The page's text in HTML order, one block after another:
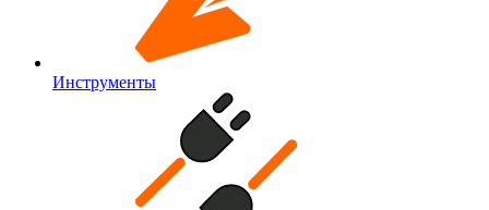
Инструменты